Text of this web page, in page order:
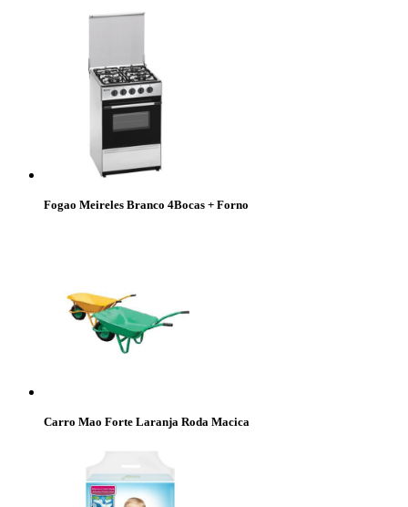
Fogao Meireles Branco 4Bocas + Forno
Carro Mao Forte Laranja Roda Macica